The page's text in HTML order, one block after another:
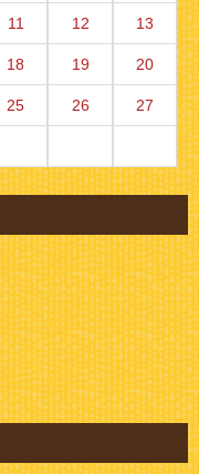
11 12 13
18 19 20
25 26 27